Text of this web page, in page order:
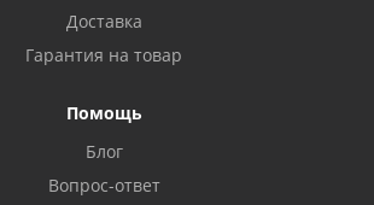
Доставка
Гарантия на товар
Помощь
Блог
Вопрос-ответ